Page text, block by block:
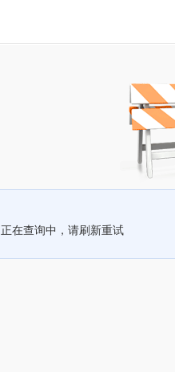
正在查询中，请刷新重试